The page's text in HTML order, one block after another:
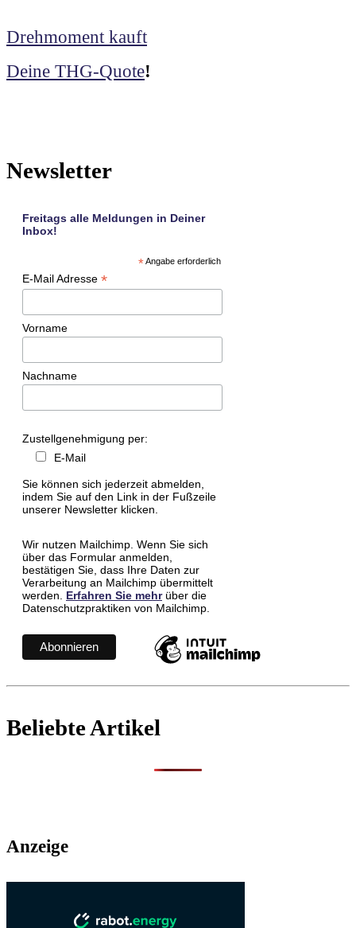
Drehmoment kauft
Deine THG-Quote!
Newsletter
Freitags alle Meldungen in Deiner
Inbox!
*Angabe erforderlich
E-Mail Adresse *
Vorname
Nachname
Zustellgenehmigung per:
E-Mail
Sie können sich jederzeit abmelden,
indem Sie auf den Link in der Fußzeile
unserer Newsletter klicken.
Wir nutzen Mailchimp. Wenn Sie sich
über das Formular anmelden,
bestätigen Sie, dass Ihre Daten zur
Verarbeitung an Mailchimp übermittelt
werden. Erfahren Sie mehrüber die
Datenschutzpraktiken von Mailchimp.
Beliebte Artikel
Anzeige